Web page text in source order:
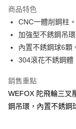
合作金庫商業銀行
華南商業銀行
上海商業儲蓄銀行
國泰世華商業銀行
臺灣中小企業銀行
聯邦商業銀行
元大商業銀行
台新國際商業銀行
超商取貨付款
Apple Pay
街口支付
大哥付你分期
相關說明
商品特色
CNC一體削鋼柱。
加強型不銹鋼吊環
內置不銹鋼球6顆
304滾花不銹鋼體
銷售重點
WEFOX 陀飛輪三叉
鋼吊環，內置不銹鋼